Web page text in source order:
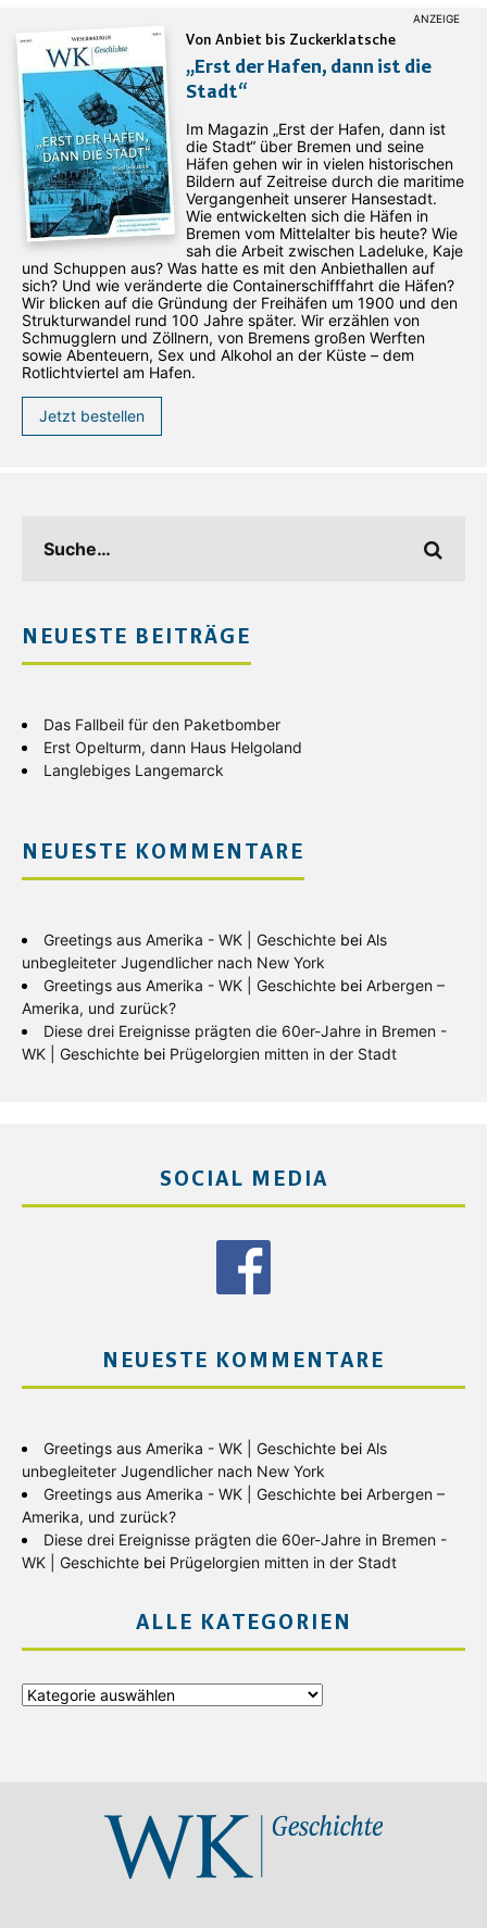
Von Anbiet bis Zuckerklatsche
„Erst der Hafen, dann ist die
Stadt“
Im Magazin „Erst der Hafen, dann ist
die Stadt“ über Bremen und seine
Häfen gehen wir in vielen historischen
Bildern auf Zeitreise durch die maritime
Vergangenheit unserer Hansestadt.
Wie entwickelten sich die Häfen in
Bremen vom Mittelalter bis heute? Wie
sah die Arbeit zwischen Ladeluke, Kaje
und Schuppen aus? Was hatte es mit den Anbiethallen auf
sich? Und wie veränderte die Containerschifffahrt die Häfen?
Wir blicken auf die Gründung der Freihäfen um 1900 und den
Strukturwandel rund 100 Jahre später. Wir erzählen von
Schmugglern und Zöllnern, von Bremens großen Werften
sowie Abenteuern, Sex und Alkohol an der Küste – dem
Rotlichtviertel am Hafen.
Jetzt bestellen
NEUESTE BEITRÄGE
Das Fallbeil für den Paketbomber
Erst Opelturm, dann Haus Helgoland
Langlebiges Langemarck
NEUESTE KOMMENTARE
Greetings aus Amerika - WK | Geschichte bei Als
unbegleiteter Jugendlicher nach New York
Greetings aus Amerika - WK | Geschichte bei Arbergen –
Amerika, und zurück?
Diese drei Ereignisse prägten die 60er-Jahre in Bremen -
WK | Geschichte bei Prügelorgien mitten in der Stadt
SOCIAL MEDIA
NEUESTE KOMMENTARE
Greetings aus Amerika - WK | Geschichte bei Als
unbegleiteter Jugendlicher nach New York
Greetings aus Amerika - WK | Geschichte bei Arbergen –
Amerika, und zurück?
Diese drei Ereignisse prägten die 60er-Jahre in Bremen -
WK | Geschichte bei Prügelorgien mitten in der Stadt
ALLE KATEGORIEN
Alle